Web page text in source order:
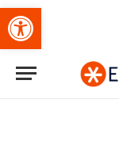
Obre la barra d'eines